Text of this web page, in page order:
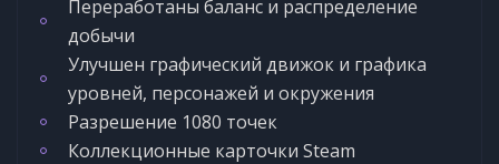
Переработаны баланс и распределение
добычи
Улучшен графический движок и графика
уровней, персонажей и окружения
Разрешение 1080 точек
Коллекционные карточки Steam